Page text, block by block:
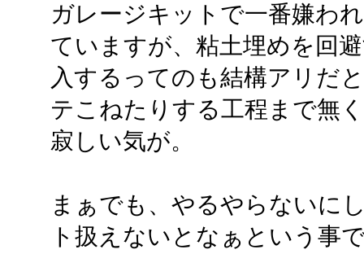
ガレージキットで一番嫌わ
ていますが、粘土埋めを回
入するってのも結構アリだ
テこねたりする工程まで無
寂しい気が。
まぁでも、やるやらないに
ト扱えないとなぁという事